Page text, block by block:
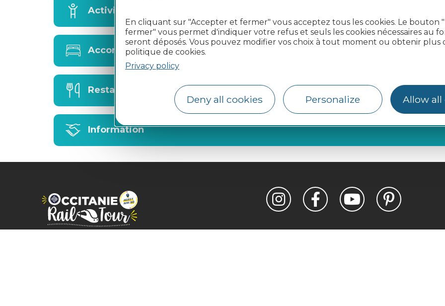
En cliquant sur "Accepter et fermer" vous acceptez tous les cookies. Le bouton
fermer" vous permet d'indiquer votre refus et seuls les cookies nécessaires au
seront déposés. Vous pouvez modifier vos choix à tout moment ou obtenir plus
politique de cookies.
Privacy policy
Deny all cookies Personalize Allow all
Activities
Accommodation
Restaurants
Information